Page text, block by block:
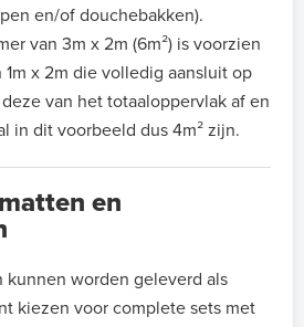
en/of douchebakken).
van 3m x 2m (6m²) is voorzien
x 2m die volledig aansluit op
van het totaaloppervlak af en
in dit voorbeeld dus 4m² zijn.
en
kunnen worden geleverd als
kiezen voor complete sets met